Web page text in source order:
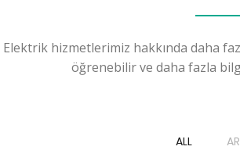
Elektrik hizmetlerimiz hakkında daha
öğrenebilir ve daha fazla
ALL